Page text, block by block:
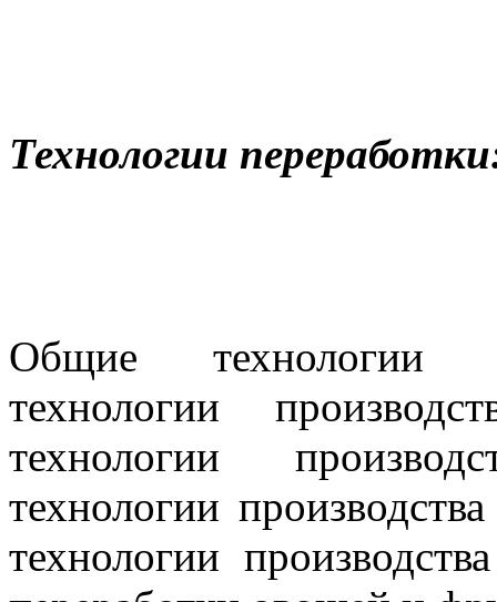
Технологии
Общие технологии
технологии
технологии
технологии
технологии